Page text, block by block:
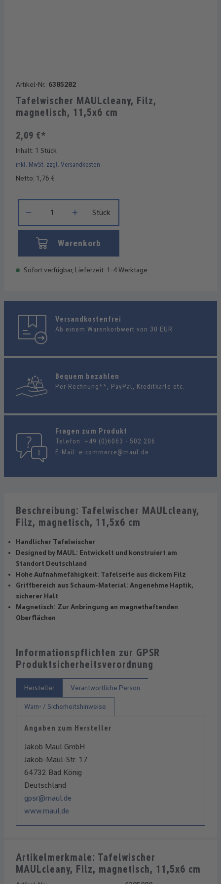
Artikel-Nr.: 6385282
Tafelwischer MAULcleany, Filz,
magnetisch, 11,5x6 cm
2,09 €*
Inhalt: 1 Stück
inkl. MwSt. zzgl. Versandkosten
Netto: 1,76 €
Stück
Warenkorb
Sofort verfügbar, Lieferzeit: 1-4 Werktage
Versandkostenfrei
Ab einem Warenkorbwert von 30 EUR
Bequem bezahlen
Per Rechnung**, PayPal, Kreditkarte etc.
Fragen zum Produkt
Telefon: +49 (0)6063 - 502 206
E-Mail: e-commerce@maul.de
Beschreibung: Tafelwischer MAULcleany,
Filz, magnetisch, 11,5x6 cm
Handlicher Tafelwischer
Designed by MAUL: Entwickelt und konstruiert am
Standort Deutschland
Hohe Aufnahmefähigkeit: Tafelseite aus dickem Filz
Griffbereich aus Schaum-Material: Angenehme Haptik,
sicherer Halt
Magnetisch: Zur Anbringung an magnethaftenden
Oberflächen
Informationspflichten zur GPSR
Produktsicherheitsverordnung
Hersteller Verantwortliche Person
Warn- / Sicherheitshinweise
Angaben zum Hersteller
Jakob Maul GmbH
Jakob-Maul-Str. 17
64732 Bad König
Deutschland
gpsr@maul.de
www.maul.de
Artikelmerkmale: Tafelwischer
MAULcleany, Filz, magnetisch, 11,5x6 cm